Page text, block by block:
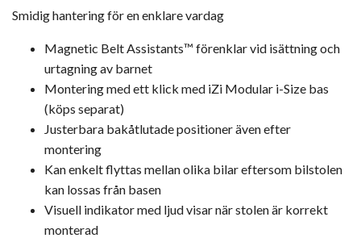
Smidig hantering för en enklare vardag
Magnetic Belt Assistants™ förenklar vid isättning och
urtagning av barnet
Montering med ett klick med iZi Modular i-Size bas
(köps separat)
Justerbara bakåtlutade positioner även efter
montering
Kan enkelt flyttas mellan olika bilar eftersom bilstolen
kan lossas från basen
Visuell indikator med ljud visar när stolen är korrekt
monterad